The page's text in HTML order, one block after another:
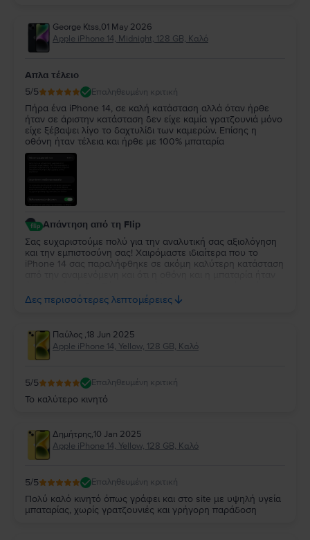
πάντα στη διάθεσή σας!
George Ktss,01 May 2026
Apple iPhone 14, Midnight, 128 GB, Καλό
Απλα τέλειο
5/5 Επαληθευμένη κριτική
Πήρα ένα iPhone 14, σε καλή κατάσταση αλλά όταν ήρθε
ήταν σε άριστην κατάσταση δεν είχε καμία γρατζουνιά μόνο
είχε ξέβαψει λίγο το δαχτυλίδι των καμερών. Επίσης η
οθόνη ήταν τέλεια και ήρθε με 100% μπαταρία
Απάντηση από τη Flip
Σας ευχαριστούμε πολύ για την αναλυτική σας αξιολόγηση
και την εμπιστοσύνη σας! Χαιρόμαστε ιδιαίτερα που το
iPhone 14 σας παραλήφθηκε σε ακόμη καλύτερη κατάσταση
για το δαχτυλίδι της κάμερας, καθώς στόχος μας είναι πάντα
η όσο το δυνατόν πιο ακριβής περιγραφή και υψηλή
Δες περισσότερες λεπτομέρειες
Παύλος ,18 Jun 2025
Apple iPhone 14, Yellow, 128 GB, Καλό
5/5 Επαληθευμένη κριτική
Το καλύτερο κινητό
Δημήτρης,10 Jan 2025
Apple iPhone 14, Yellow, 128 GB, Καλό
5/5 Επαληθευμένη κριτική
Πολύ καλό κινητό όπως γράφει και στο site με υψηλή υγεία
μπαταρίας, χωρίς γρατζουνιές και γρήγορη παράδοση